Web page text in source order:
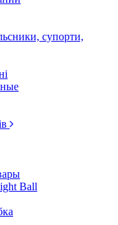
супорти,
Ball